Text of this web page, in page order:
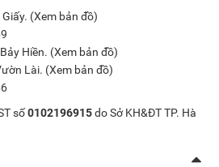
Giấy. (Xem bản đồ)
Hiền. (Xem bản đồ)
Lài. (Xem bản đồ)
số0102196915do Sở KH&ĐT TP. Hà